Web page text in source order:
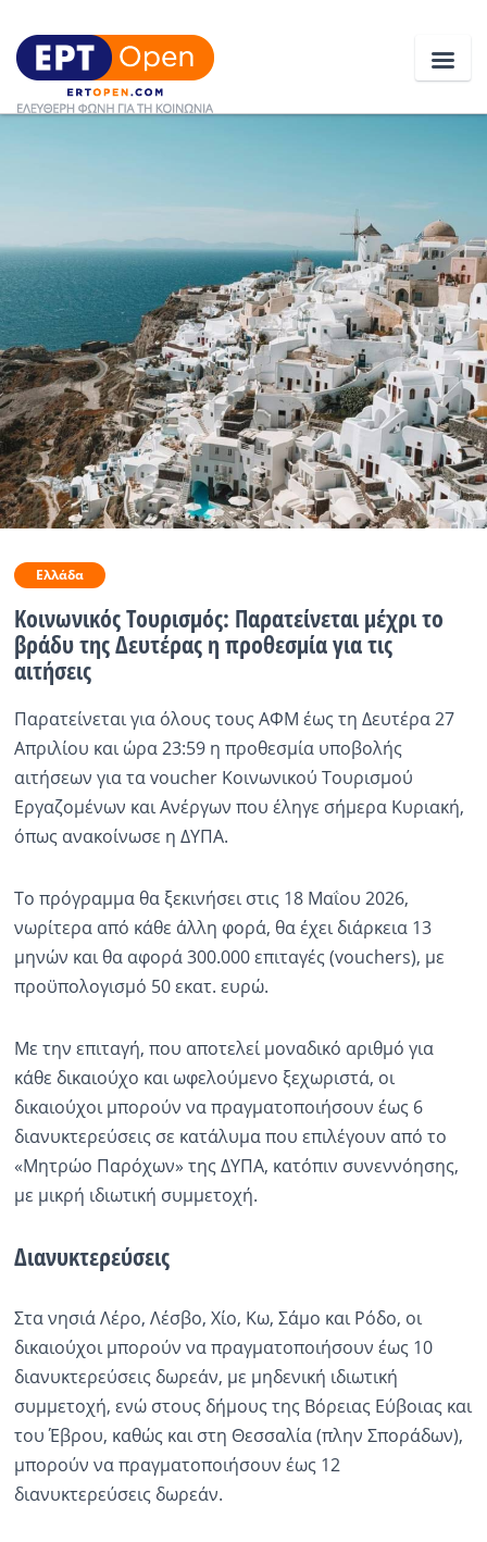
Κοινωνία
Πολιτική
Οικονομία
Αθλητικά
Κόσμος
Ραδιόφωνο
Εκπομπές
Πολιτισμός
Ελλάδα
Κοινωνικός Τουρισμός: Παρατείνεται μέχρι το
βράδυ της Δευτέρας η προθεσμία για τις
αιτήσεις
Παρατείνεται για όλους τους ΑΦΜ έως τη Δευτέρα 27
Απριλίου και ώρα 23:59 η προθεσμία υποβολής
αιτήσεων για τα voucher Κοινωνικού Τουρισμού
Εργαζομένων και Ανέργων που έληγε σήμερα Κυριακή,
όπως ανακοίνωσε η ΔΥΠΑ.
Το πρόγραμμα θα ξεκινήσει στις 18 Μαΐου 2026,
νωρίτερα από κάθε άλλη φορά, θα έχει διάρκεια 13
μηνών και θα αφορά 300.000 επιταγές (vouchers), με
προϋπολογισμό 50 εκατ. ευρώ.
Με την επιταγή, που αποτελεί μοναδικό αριθμό για
κάθε δικαιούχο και ωφελούμενο ξεχωριστά, οι
δικαιούχοι μπορούν να πραγματοποιήσουν έως 6
διανυκτερεύσεις σε κατάλυμα που επιλέγουν από το
«Μητρώο Παρόχων» της ΔΥΠΑ, κατόπιν συνεννόησης,
με μικρή ιδιωτική συμμετοχή.
Διανυκτερεύσεις
Στα νησιά Λέρο, Λέσβο, Χίο, Κω, Σάμο και Ρόδο, οι
δικαιούχοι μπορούν να πραγματοποιήσουν έως 10
διανυκτερεύσεις δωρεάν, με μηδενική ιδιωτική
συμμετοχή, ενώ στους δήμους της Βόρειας Εύβοιας και
του Έβρου, καθώς και στη Θεσσαλία (πλην Σποράδων),
μπορούν να πραγματοποιήσουν έως 12
διανυκτερεύσεις δωρεάν.